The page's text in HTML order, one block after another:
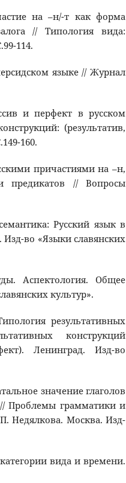
на –н/-т как форма
// Типология вида:
114.
языке // Журнал
и перфект в русском
(результатив,
160.
причастиями на –н,
предикатов // Вопросы
Русский язык в
во «Языки славянских
Аспектология. Общее
культур».
результативных
конструкций
Ленинград. Изд-во
значение глаголов
Проблемы грамматики и
Недялкова. Москва. Изд-
вида и времени.